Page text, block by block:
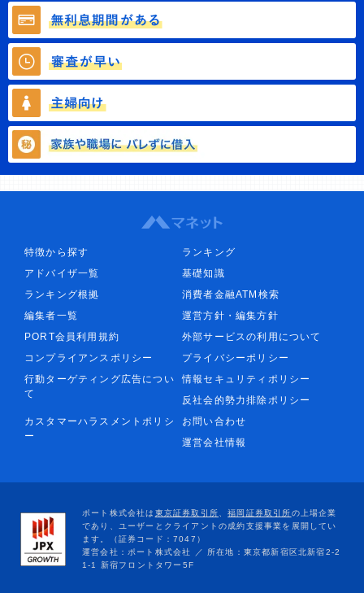
特徴から探す
ランキング
アドバイザ一覧
基礎知識
ランキング根拠
消費者金融ATM検索
編集者一覧
運営方針・編集方針
PORT会員利用規約
外部サービスの利用について
コンプライアンスポリシー
プライバシーポリシー
行動ターゲティング広告につい
て
情報セキュリティポリシー
反社会的勢力排除ポリシー
カスタマーハラスメントポリシ
ー
お問い合わせ
運営会社情報